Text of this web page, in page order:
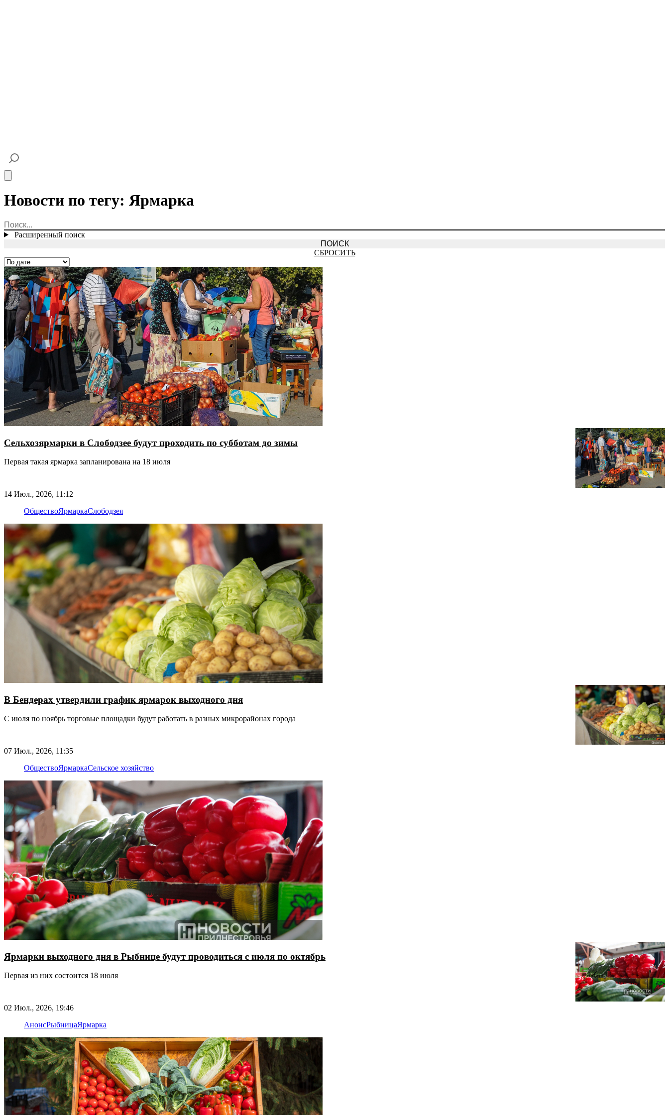
Новости по тегу: Ярмарка
Расширенный поиск
СБРОСИТЬ
Сельхозярмарки в Слободзее будут проходить по субботам до зимы
Первая такая ярмарка запланирована на 18 июля
14 Июл., 2026, 11:12
ОбществоЯрмаркаСлободзея
В Бендерах утвердили график ярмарок выходного дня
С июля по ноябрь торговые площадки будут работать в разных микрорайонах города
07 Июл., 2026, 11:35
ОбществоЯрмаркаСельское хозяйство
Ярмарки выходного дня в Рыбнице будут проводиться с июля по октябрь
Первая из них состоится 18 июля
02 Июл., 2026, 19:46
АнонсРыбницаЯрмарка